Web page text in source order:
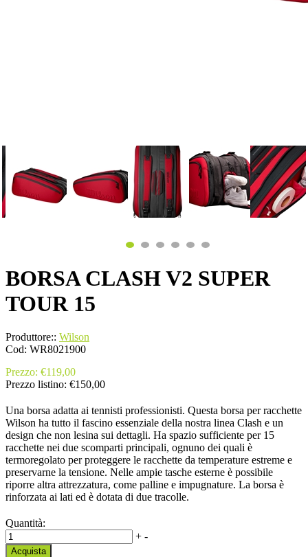
BORSA CLASH V2 SUPER
TOUR 15
Produttore:: Wilson
Cod: WR8021900
Prezzo: €119,00
Prezzo listino: €150,00
Una borsa adatta ai tennisti professionisti. Questa borsa per racchette
Wilson ha tutto il fascino essenziale della nostra linea Clash e un
design che non lesina sui dettagli. Ha spazio sufficiente per 15
racchette nei due scomparti principali, ognuno dei quali è
termoregolato per proteggere le racchette da temperature estreme e
preservarne la tensione. Nelle ampie tasche esterne è possibile
riporre altra attrezzatura, come palline e impugnature. La borsa è
rinforzata ai lati ed è dotata di due tracolle.
Quantità:
+ -